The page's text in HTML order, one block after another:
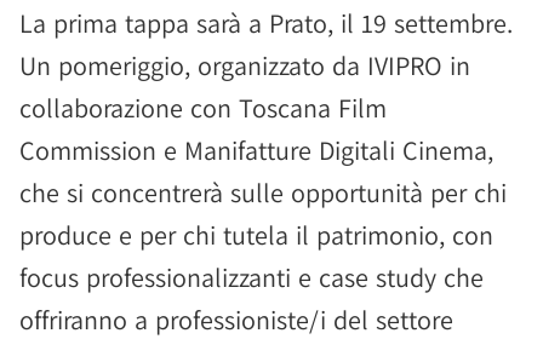
La prima tappa sarà a Prato, il 19 settembre.
Un pomeriggio, organizzato da IVIPRO in
collaborazione con Toscana Film
Commission e Manifatture Digitali Cinema,
che si concentrerà sulle opportunità per chi
produce e per chi tutela il patrimonio, con
focus professionalizzanti e case study che
offriranno a professioniste/i del settore